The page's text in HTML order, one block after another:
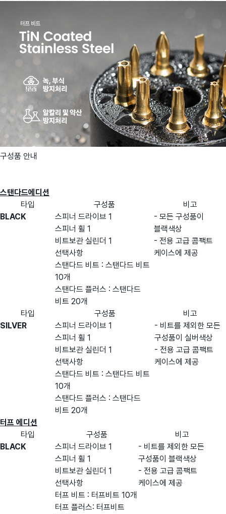
구성품 안내
스탠다드에디션
타입
구성품
비고
BLACK
스피너 드라이브 1
- 모든 구성품이
블랙색상
- 전용 고급 콤팩트
케이스에 제공
스피너 휠 1
비트보관 실린더 1
선택사항
스탠다드 비트 : 스탠다드 비트
10개
스탠다드 플러스 : 스탠다드
비트 20개
타입
구성품
비고
SILVER
스피너 드라이브 1
- 비트를 제외한 모든
구성품이 실버색상
- 전용 고급 콤팩트
케이스에 제공
스피너 휠 1
비트보관 실린더 1
선택사항
스탠다드 비트 : 스탠다드 비트
10개
스탠다드 플러스 : 스탠다드
비트 20개
터프 에디션
타입
구성품
비고
BLACK
스피너 드라이브 1
- 비트를 제외한 모든
구성품이 블랙색상
- 전용 고급 콤팩트
케이스에 제공
스피너 휠 1
비트보관 실린더 1
선택사항
터프 비트 : 터프비트 10개
터프 플러스: 터프비트